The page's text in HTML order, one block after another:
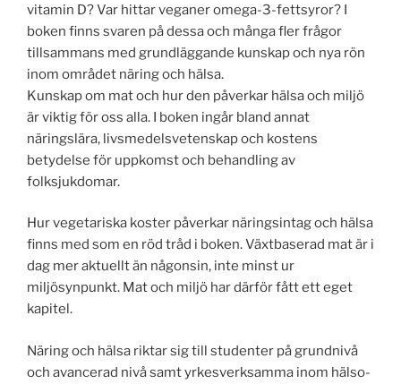
vitamin D? Var hittar veganer omega-3-fettsyror? I
boken finns svaren på dessa och många fler frågor
tillsammans med grundläggande kunskap och nya rön
inom området näring och hälsa.
Kunskap om mat och hur den påverkar hälsa och miljö
är viktig för oss alla. I boken ingår bland annat
näringslära, livsmedelsvetenskap och kostens
betydelse för uppkomst och behandling av
folksjukdomar.
Hur vegetariska koster påverkar näringsintag och hälsa
finns med som en röd tråd i boken. Växtbaserad mat är i
dag mer aktuellt än någonsin, inte minst ur
miljösynpunkt. Mat och miljö har därför fått ett eget
kapitel.
Näring och hälsa riktar sig till studenter på grundnivå
och avancerad nivå samt yrkesverksamma inom hälso-